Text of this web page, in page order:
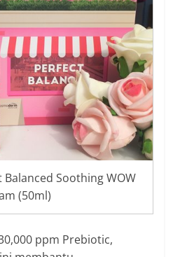
Soothing WOW
(50ml)
ppm Prebiotic,